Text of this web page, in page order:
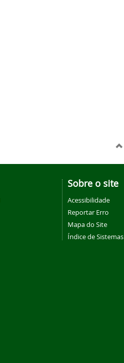
Sobre o site
Acessibilidade
Reportar Erro
Mapa do Site
Índice de Sistemas